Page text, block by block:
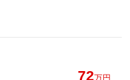
72万円